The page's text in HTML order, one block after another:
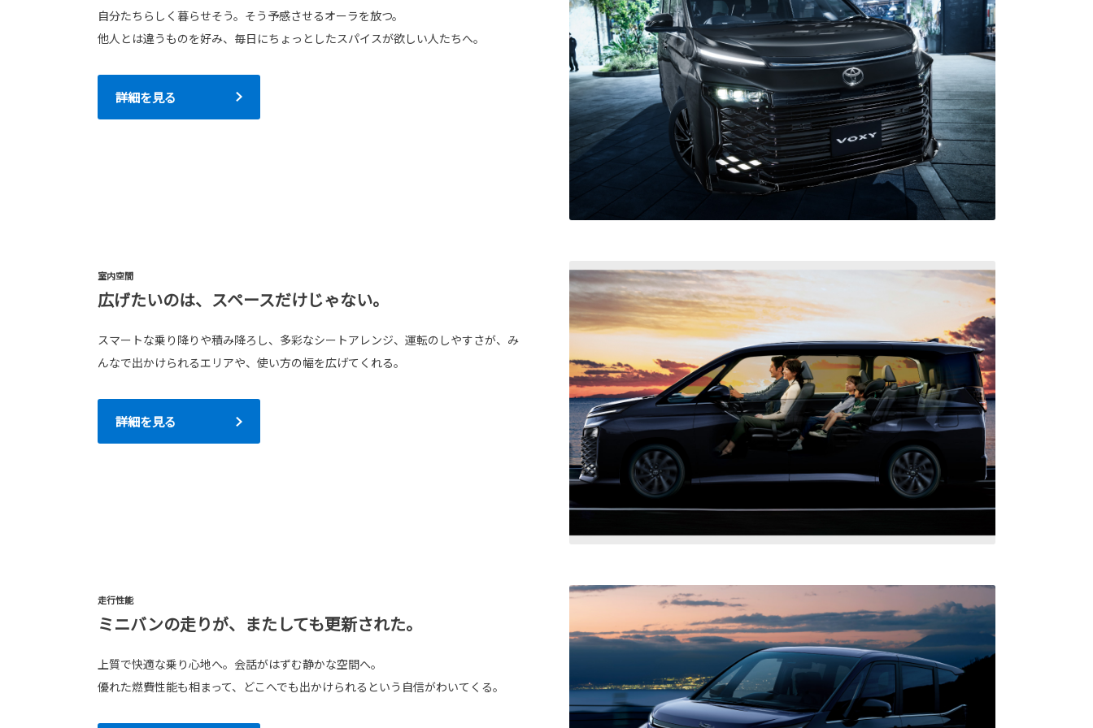
自分たちらしく暮らせそう。そう予感させるオーラを放つ。
他人とは違うものを好み、毎日にちょっとしたスパイスが欲しい人たちへ。
詳細を見る
室内空間
広げたいのは、スペースだけじゃない。
スマートな乗り降りや積み降ろし、多彩なシートアレンジ、運転のしやすさが、み
んなで出かけられるエリアや、使い方の幅を広げてくれる。
詳細を見る
走行性能
ミニバンの走りが、またしても更新された。
上質で快適な乗り心地へ。会話がはずむ静かな空間へ。
優れた燃費性能も相まって、どこへでも出かけられるという自信がわいてくる。